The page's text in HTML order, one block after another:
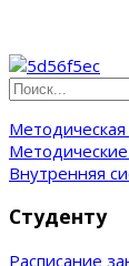
Внутренняя
Студенту
Расписание